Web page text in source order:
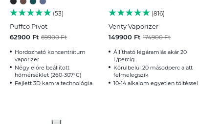
53
Puffco Pivot
62900 Ft 69900 Ft
Hordozható koncentrátum
vaporizer
Négy előre beállított
hőmérséklet (260-307°C)
Fejlett 3D kamra technológia
816
Venty Vaporizer
149900 Ft 174900 Ft
Állítható légáramlás akár 20
L/percig
Körülbelül 20 másodperc alatt
felmelegszik
10-14 alkalom egyetlen töltéssel